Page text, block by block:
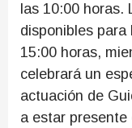
las 10:00 horas.
disponibles
15:00 horas,
celebrará un
actuación de
a estar presente